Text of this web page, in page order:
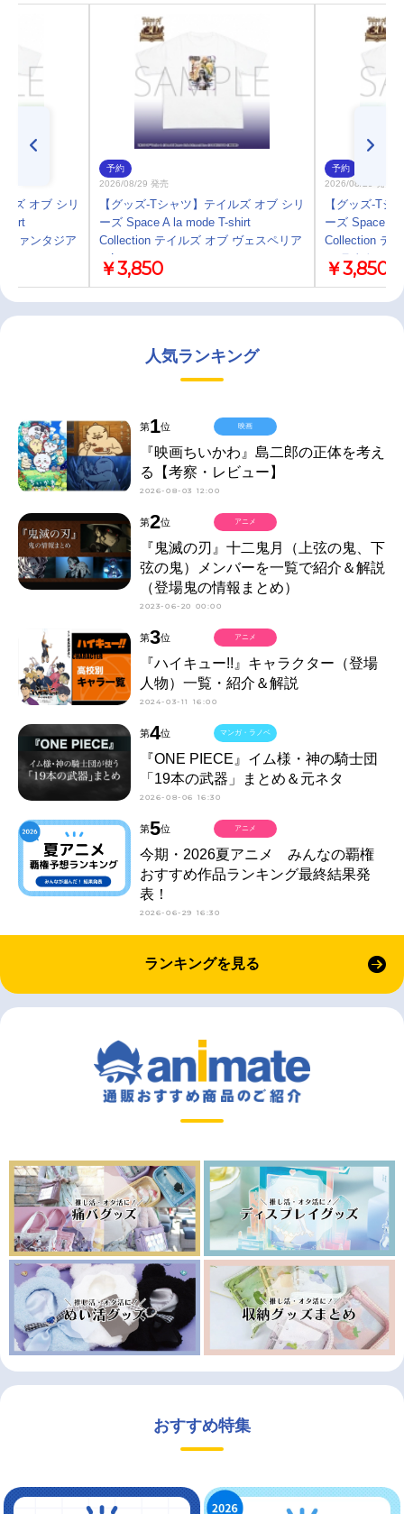
ズ オブ シリ
shirt
ファンタジア
予約
2026/08/29 発売
【グッズ-Tシャツ】テイルズ オブ シリ
ーズ Space A la mode T-shirt
Collection テイルズ オブ ヴェスペリア
／L
￥3,850
予約
2026/08/29 発売
【グッズ-Tシ
ーズ Space A
Collection テ
ア-ラタトスク
￥3,850
人気ランキング
第1位
『映画ちいかわ』島二郎の正体を考え
る【考察・レビュー】
2026-08-03 12:00
映画
第2位
『鬼滅の刃』十二鬼月（上弦の鬼、下
弦の鬼）メンバーを一覧で紹介＆解説
（登場鬼の情報まとめ）
2023-06-20 00:00
アニメ
第3位
『ハイキュー!!』キャラクター（登場
人物）一覧・紹介＆解説
2024-03-11 16:00
アニメ
第4位
『ONE PIECE』イム様・神の騎士団
「19本の武器」まとめ＆元ネタ
2026-08-06 16:30
マンガ・ラノベ
第5位
今期・2026夏アニメ みんなの覇権
おすすめ作品ランキング最終結果発
表！
2026-06-29 16:30
アニメ
ランキングを見る
おすすめ特集